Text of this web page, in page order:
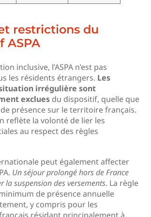
restrictions du
ASPA
inclusive, l’ASPA n’est pas
les résidents étrangers. Les
irrégulière sont
exclues du dispositif, quelle que
présence sur le territoire français.
reflète la volonté de lier les
au respect des règles
peut également affecter
Un séjour prolongé hors de France
la suspension des versements. La règle
de présence annuelle
y compris pour les